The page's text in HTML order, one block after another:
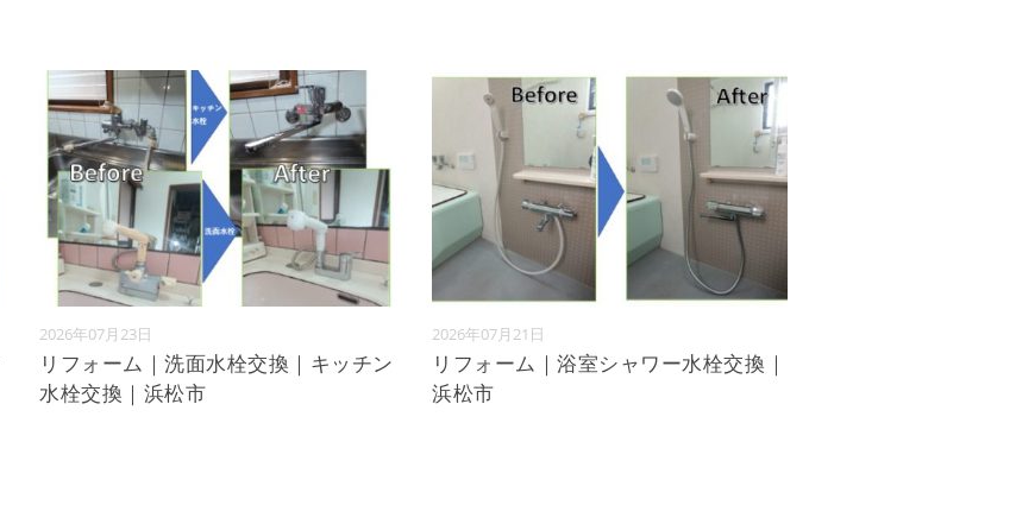
2026年07月23日
リフォーム｜洗面水栓交換｜キッチン
水栓交換｜浜松市
2026年07月21日
リフォーム｜浴室シャワー水栓交換｜
浜松市